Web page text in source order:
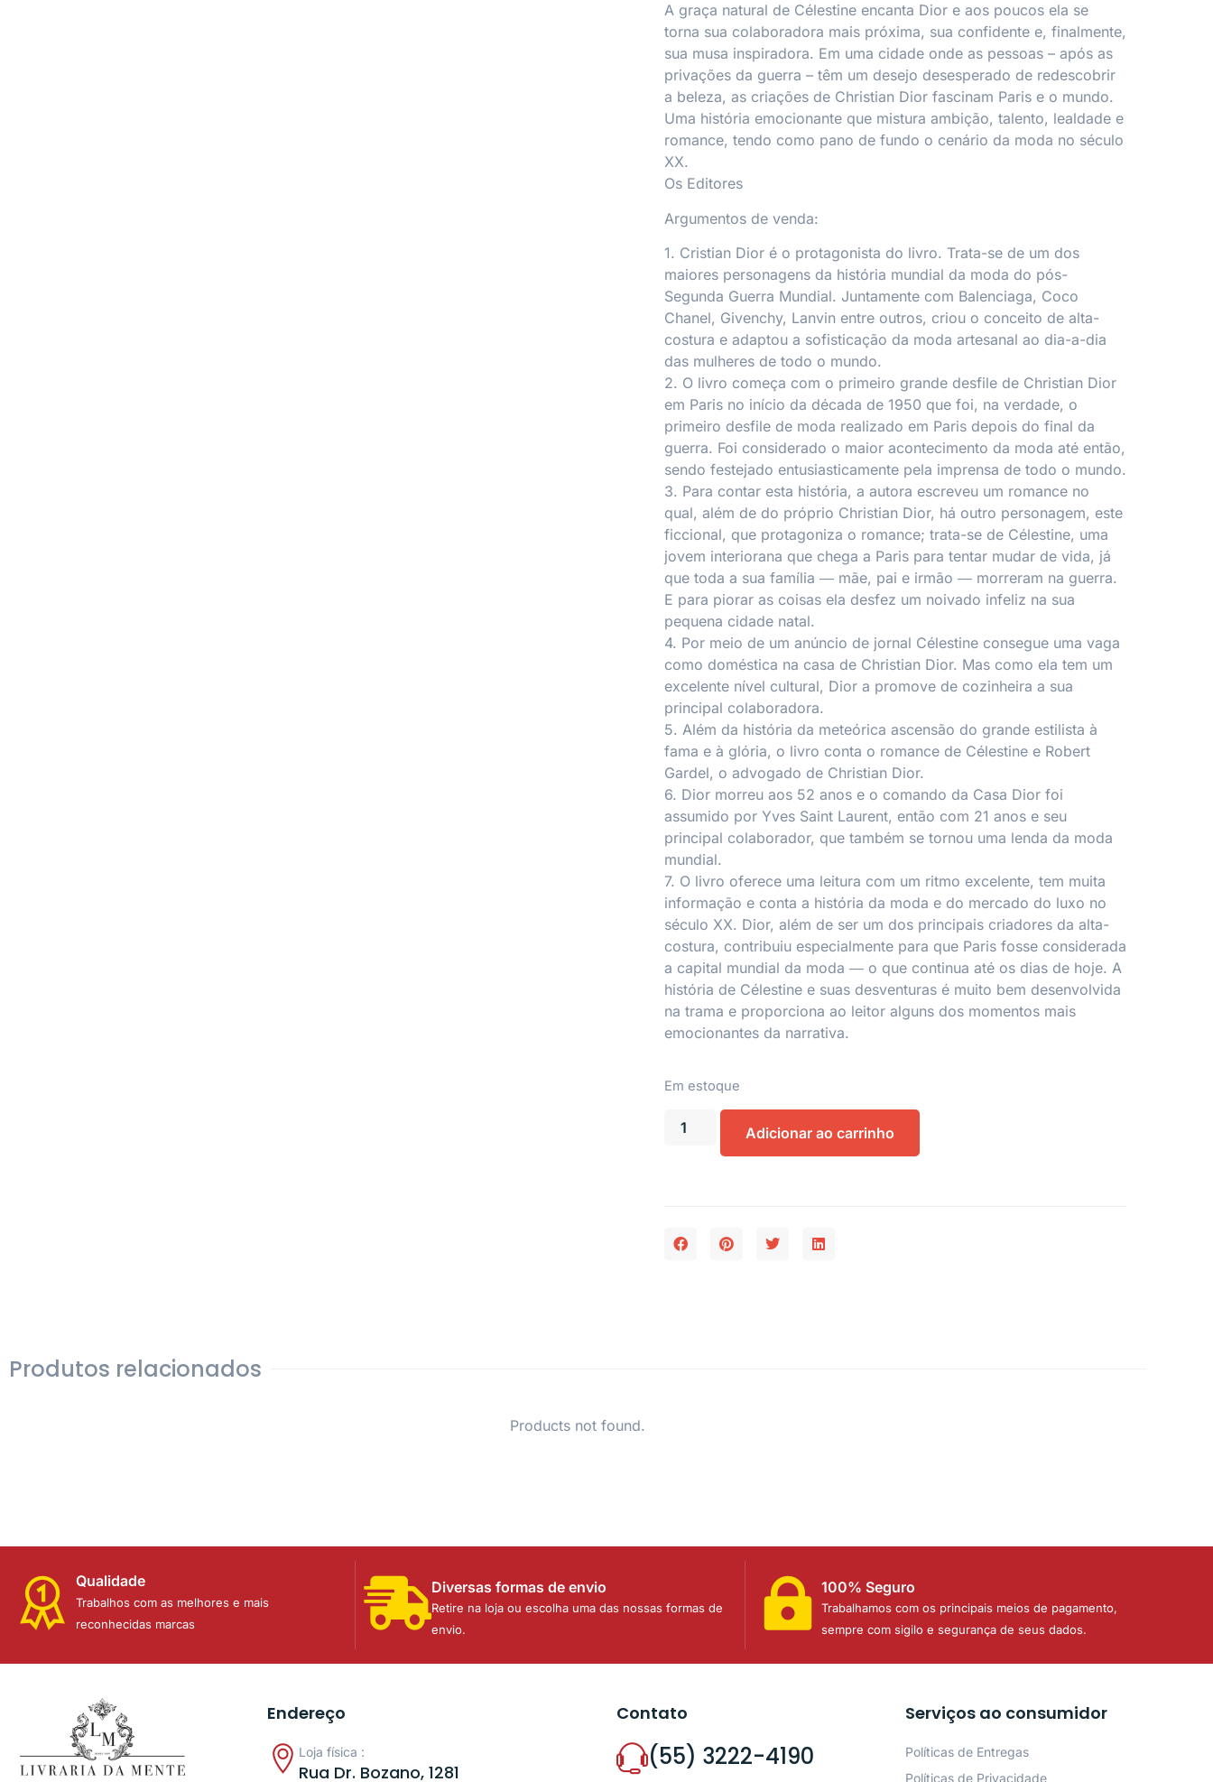
A graça natural de Célestine encanta Dior e aos poucos ela se
torna sua colaboradora mais próxima, sua confidente e, finalmente,
sua musa inspiradora. Em uma cidade onde as pessoas – após as
privações da guerra – têm um desejo desesperado de redescobrir
a beleza, as criações de Christian Dior fascinam Paris e o mundo.
Uma história emocionante que mistura ambição, talento, lealdade e
romance, tendo como pano de fundo o cenário da moda no século
XX.
Os Editores
Argumentos de venda:
1. Cristian Dior é o protagonista do livro. Trata-se de um dos
maiores personagens da história mundial da moda do pós-
Segunda Guerra Mundial. Juntamente com Balenciaga, Coco
Chanel, Givenchy, Lanvin entre outros, criou o conceito de alta-
costura e adaptou a sofisticação da moda artesanal ao dia-a-dia
das mulheres de todo o mundo.
2. O livro começa com o primeiro grande desfile de Christian Dior
em Paris no início da década de 1950 que foi, na verdade, o
primeiro desfile de moda realizado em Paris depois do final da
guerra. Foi considerado o maior acontecimento da moda até então,
sendo festejado entusiasticamente pela imprensa de todo o mundo.
3. Para contar esta história, a autora escreveu um romance no
qual, além de do próprio Christian Dior, há outro personagem, este
ficcional, que protagoniza o romance; trata-se de Célestine, uma
jovem interiorana que chega a Paris para tentar mudar de vida, já
que toda a sua família ― mãe, pai e irmão ― morreram na guerra.
E para piorar as coisas ela desfez um noivado infeliz na sua
pequena cidade natal.
4. Por meio de um anúncio de jornal Célestine consegue uma vaga
como doméstica na casa de Christian Dior. Mas como ela tem um
excelente nível cultural, Dior a promove de cozinheira a sua
principal colaboradora.
5. Além da história da meteórica ascensão do grande estilista à
fama e à glória, o livro conta o romance de Célestine e Robert
Gardel, o advogado de Christian Dior.
6. Dior morreu aos 52 anos e o comando da Casa Dior foi
assumido por Yves Saint Laurent, então com 21 anos e seu
principal colaborador, que também se tornou uma lenda da moda
mundial.
7. O livro oferece uma leitura com um ritmo excelente, tem muita
informação e conta a história da moda e do mercado do luxo no
século XX. Dior, além de ser um dos principais criadores da alta-
costura, contribuiu especialmente para que Paris fosse considerada
a capital mundial da moda ― o que continua até os dias de hoje. A
história de Célestine e suas desventuras é muito bem desenvolvida
na trama e proporciona ao leitor alguns dos momentos mais
emocionantes da narrativa.
Em estoque
Adicionar ao carrinho
Produtos relacionados
Products not found.
Qualidade
Trabalhos com as melhores e mais
reconhecidas marcas
Diversas formas de envio
Retire na loja ou escolha uma das nossas formas de
envio.
100% Seguro
Trabalhamos com os principais meios de pagamento,
sempre com sigilo e segurança de seus dados.
Endereço
Loja física :
Rua Dr. Bozano, 1281
Contato
(55) 3222-4190
Serviços ao consumidor
Políticas de Entregas
Políticas de Privacidade